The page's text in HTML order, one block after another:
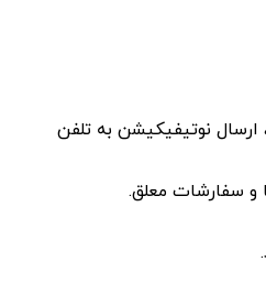
ارسال نوتیفیکیشن به تلفن
سفارشات معلق.